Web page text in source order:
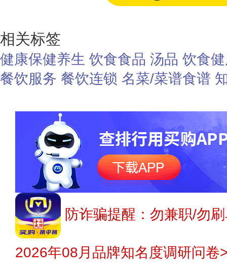
相关标签
健康保健养生 饮食食品 汤品 饮食
餐饮服务 餐饮连锁 名菜/菜谱食谱
防诈骗提醒：勿兼职/勿
2026年08月品牌知名度调研问卷